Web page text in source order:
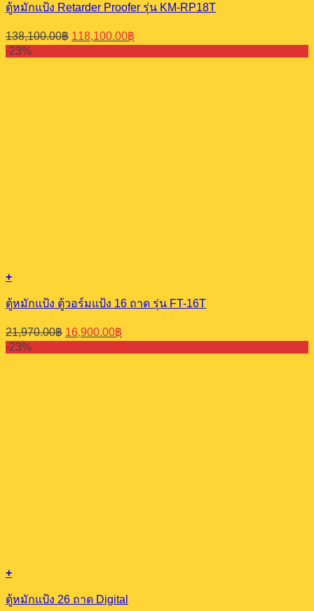
ตู้หมักแป้ง Retarder Proofer รุ่น KM-RP18T
138,100.00฿ Original
price
was:
118,100.00฿
price
is:
-23%
+
ตู้หมักแป้ง ตู้วอร์มแป้ง 16 ถาด รุ่น FT-16T
21,970.00฿ Original
price
was:
16,900.00฿
price
is:
-23%
+
ตู้หมักแป้ง 26 ถาด Digital